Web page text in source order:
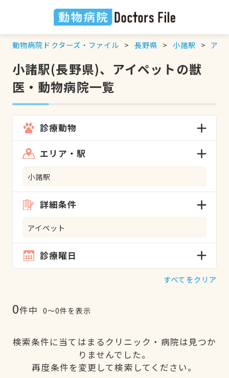
動物病院ドクターズ・ファイル 長野県 小諸駅 アイ
小諸駅(長野県)、アイペットの獣
医・動物病院一覧
診療動物
エリア・駅
小諸駅
詳細条件
アイペット
診療曜日
すべてをクリア
0件中 0〜0件を表示
検索条件に当てはまるクリニック・病院は見つか
りませんでした。
再度条件を変更して検索してください。